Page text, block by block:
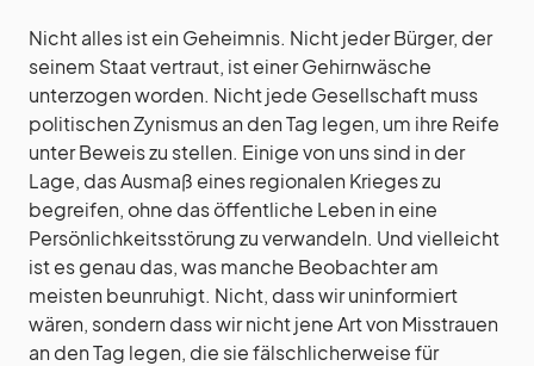
Nicht alles ist ein Geheimnis. Nicht jeder Bürger, der
seinem Staat vertraut, ist einer Gehirnwäsche
unterzogen worden. Nicht jede Gesellschaft muss
politischen Zynismus an den Tag legen, um ihre Reife
unter Beweis zu stellen. Einige von uns sind in der
Lage, das Ausmaß eines regionalen Krieges zu
begreifen, ohne das öffentliche Leben in eine
Persönlichkeitsstörung zu verwandeln. Und vielleicht
ist es genau das, was manche Beobachter am
meisten beunruhigt. Nicht, dass wir uninformiert
wären, sondern dass wir nicht jene Art von Misstrauen
an den Tag legen, die sie fälschlicherweise für